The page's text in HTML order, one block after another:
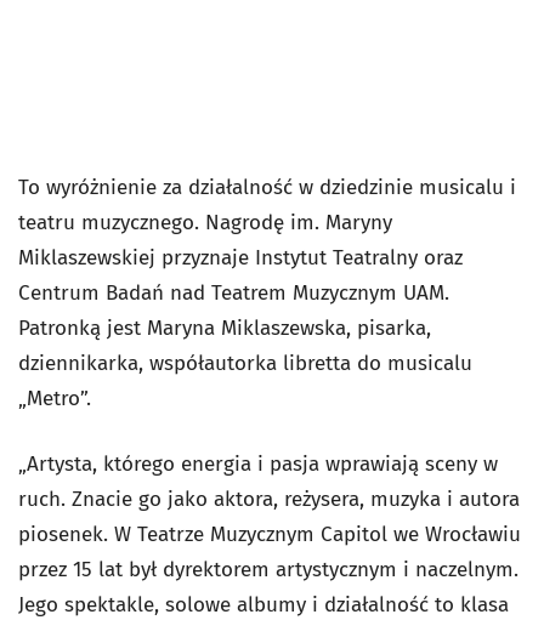
To wyróżnienie za działalność w dziedzinie musicalu i
teatru muzycznego. Nagrodę im. Maryny
Miklaszewskiej przyznaje Instytut Teatralny oraz
Centrum Badań nad Teatrem Muzycznym UAM.
Patronką jest Maryna Miklaszewska, pisarka,
dziennikarka, współautorka libretta do musicalu
„Metro”.
„Artysta, którego energia i pasja wprawiają sceny w
ruch. Znacie go jako aktora, reżysera, muzyka i autora
piosenek. W Teatrze Muzycznym Capitol we Wrocławiu
przez 15 lat był dyrektorem artystycznym i naczelnym.
Jego spektakle, solowe albumy i działalność to klasa